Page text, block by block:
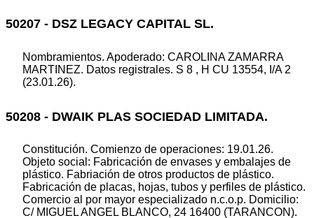
50207 - DSZ LEGACY CAPITAL SL.
Nombramientos. Apoderado: CAROLINA ZAMARRA
MARTINEZ. Datos registrales. S 8 , H CU 13554, I/A 2
(23.01.26).
50208 - DWAIK PLAS SOCIEDAD LIMITADA.
Constitución. Comienzo de operaciones: 19.01.26.
Objeto social: Fabricación de envases y embalajes de
plástico. Fabriación de otros productos de plástico.
Fabricación de placas, hojas, tubos y perfiles de plástico.
Comercio al por mayor especializado n.c.o.p. Domicilio:
C/ MIGUEL ANGEL BLANCO, 24 16400 (TARANCON).